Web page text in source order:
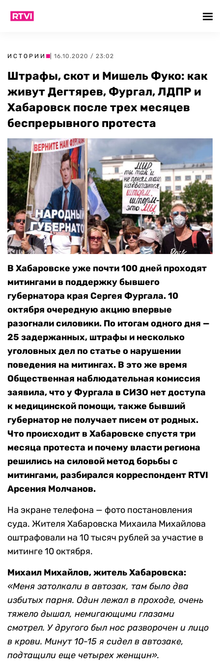
ИСТОРИИ | 16.10.2020 / 23:02
Штрафы, скот и Мишель Фуко: как
живут Дегтярев, Фургал, ЛДПР и
Хабаровск после трех месяцев
беспрерывного протеста
В Хабаровске уже почти 100 дней проходят
митингами в поддержку бывшего
губернатора края Сергея Фургала. 10
октября очередную акцию впервые
разогнали силовики. По итогам одного дня —
25 задержанных, штрафы и несколько
уголовных дел по статье о нарушении
поведения на митингах. В это же время
Общественная наблюдательная комиссия
заявила, что у Фургала в СИЗО нет доступа
к медицинской помощи, также бывший
губернатор не получает писем от родных.
Что происходит в Хабаровске спустя три
месяца протеста и почему власти региона
решились на силовой метод борьбы с
митингами, разбирался корреспондент RTVI
Арсения Молчанов.
На экране телефона — фото постановления
суда. Жителя Хабаровска Михаила Михайлова
оштрафовали на 10 тысяч рублей за участие в
митинге 10 октября.
Михаил Михайлов, житель Хабаровска:
«Меня затолкали в автозак, там было два
избитых парня. Одинлежал в проходе, очень
тяжело дышал, немигающими глазами
смотрел. У другого был нос разворочен и лицо
в крови. Минут 10-15 я сидел в автозаке,
подтащили еще четырех женщин».